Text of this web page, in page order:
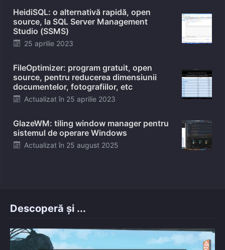
HeidiSQL: o alternativă rapidă, open
source, la SQL Server Management
Studio (SSMS)
Posted
25 aprilie 2023
FileOptimizer: program gratuit, open
source, pentru reducerea dimensiunii
documentelor, fotografiilor, etc
Posted
Actualizat în 25 aprilie 2023
GlazeWM: tiling window manager pentru
sistemul de operare Windows
Posted
Actualizat în 25 august 2025
Descoperă și ...